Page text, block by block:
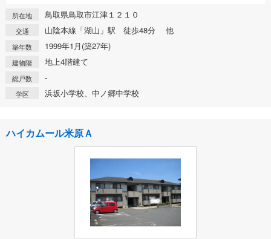
所在地 鳥取県鳥取市江津１２１０
交通 山陰本線「湖山」駅 徒歩48分 他
築年数 1999年1月(築27年)
建物階 地上4階建て
総戸数 -
学区 浜坂小学校、中ノ郷中学校
ハイカムール米原Ａ